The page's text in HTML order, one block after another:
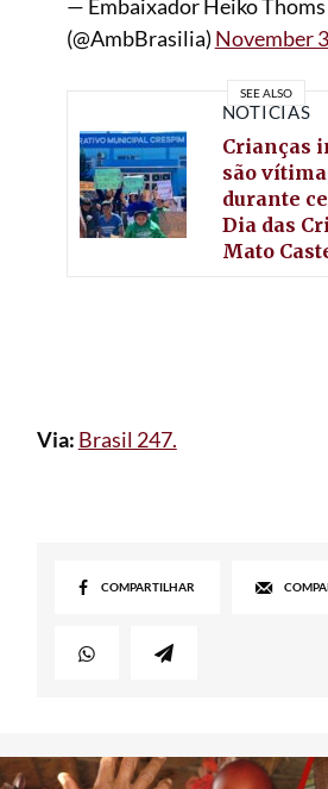
— Embaixador Heiko Thoms
(@AmbBrasilia) November
SEE ALSO
NOTÍCIAS
Crianças
são
durante
Dia das
Mato
Via: Brasil 247.
COMPARTILHAR